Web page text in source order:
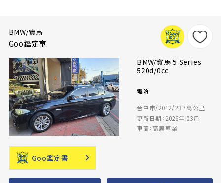
BMW/寶馬
Goo鑑定車
BMW/寶馬 5 Series
520d/0cc
電洽
台中市/2012/23.7萬公里
更新日期：2026年 03月
車商：高展車業
Goo鑑定書